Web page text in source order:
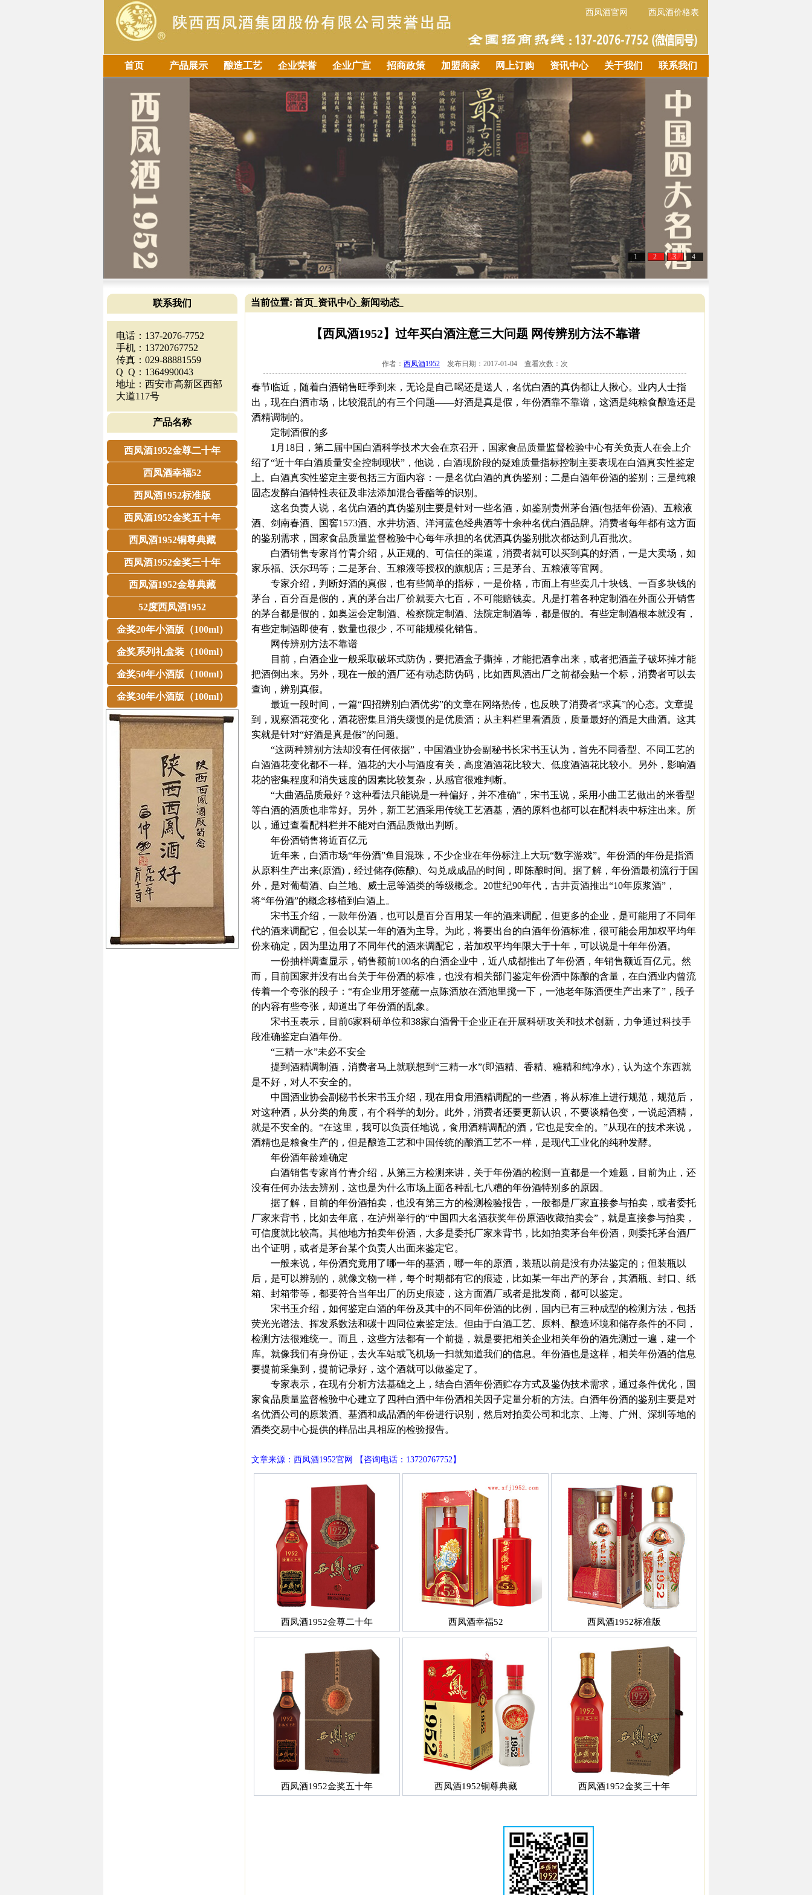
西凤酒官网 西凤酒价格表
首页 产品展示 酿造工艺 企业荣誉 企业广宣 招商政策 加盟商家 网上订购 资讯中心 关于我们 联系我们
1 2 3 4
联系我们
电话：137-2076-7752
手机：13720767752
传真：029-88881559
Q Q：1364990043
地址：西安市高新区西部
大道117号
产品名称
西凤酒1952金尊二十年
西凤酒幸福52
西凤酒1952标准版
西凤酒1952金奖五十年
西凤酒1952铜尊典藏
西凤酒1952金奖三十年
西凤酒1952金尊典藏
52度西凤酒1952
金奖20年小酒版（100ml）
金奖系列礼盒装（100ml）
金奖50年小酒版（100ml）
金奖30年小酒版（100ml）
当前位置: 首页 资讯中心_ 新闻动态
【西凤酒1952】过年买白酒注意三大问题 网传辨别方法不靠谱
作者： 西凤酒1952 发布日期：2017-01-04 查看次数： 次
春节临近，随着白酒销售旺季到来，无论是自己喝还是送人，名优白酒的真伪都让人揪心。业内人士指
出，现在白酒市场，比较混乱的有三个问题——好酒是真是假，年份酒靠不靠谱，这酒是纯粮食酿造还是
酒精调制的。
定制酒假的多
1月18日，第二届中国白酒科学技术大会在京召开，国家食品质量监督检验中心有关负责人在会上介
绍了“近十年白酒质量安全控制现状”，他说，白酒现阶段的疑难质量指标控制主要表现在白酒真实性鉴定
上。白酒真实性鉴定主要包括三方面内容：一是名优白酒的真伪鉴别；二是白酒年份酒的鉴别；三是纯粮
固态发酵白酒特性表征及非法添加混合香酯等的识别。
这名负责人说，名优白酒的真伪鉴别主要是针对一些名酒，如鉴别贵州茅台酒(包括年份酒)、五粮液
酒、剑南春酒、国窖1573酒、水井坊酒、洋河蓝色经典酒等十余种名优白酒品牌。消费者每年都有这方面
的鉴别需求，国家食品质量监督检验中心每年承担的名优酒真伪鉴别批次都达到几百批次。
白酒销售专家肖竹青介绍，从正规的、可信任的渠道，消费者就可以买到真的好酒，一是大卖场，如
家乐福、沃尔玛等；二是茅台、五粮液等授权的旗舰店；三是茅台、五粮液等官网。
专家介绍，判断好酒的真假，也有些简单的指标，一是价格，市面上有些卖几十块钱、一百多块钱的
茅台，百分百是假的，真的茅台出厂价就要六七百，不可能赔钱卖。凡是打着各种定制酒在外面公开销售
的茅台都是假的，如奥运会定制酒、检察院定制酒、法院定制酒等，都是假的。有些定制酒根本就没有，
有些定制酒即使有，数量也很少，不可能规模化销售。
网传辨别方法不靠谱
目前，白酒企业一般采取破坏式防伪，要把酒盒子撕掉，才能把酒拿出来，或者把酒盖子破坏掉才能
把酒倒出来。另外，现在一般的酒厂还有动态防伪码，比如西凤酒出厂之前都会贴一个标，消费者可以去
查询，辨别真假。
最近一段时间，一篇“四招辨别白酒优劣”的文章在网络热传，也反映了消费者“求真”的心态。文章提
到，观察酒花变化，酒花密集且消失缓慢的是优质酒；从主料栏里看酒质，质量最好的酒是大曲酒。这其
实就是针对“好酒是真是假”的问题。
“这两种辨别方法却没有任何依据”，中国酒业协会副秘书长宋书玉认为，首先不同香型、不同工艺的
白酒酒花变化都不一样。酒花的大小与酒度有关，高度酒酒花比较大、低度酒酒花比较小。另外，影响酒
花的密集程度和消失速度的因素比较复杂，从感官很难判断。
“大曲酒品质最好？这种看法只能说是一种偏好，并不准确”，宋书玉说，采用小曲工艺做出的米香型
等白酒的酒质也非常好。另外，新工艺酒采用传统工艺酒基，酒的原料也都可以在配料表中标注出来。所
以，通过查看配料栏并不能对白酒品质做出判断。
年份酒销售将近百亿元
近年来，白酒市场“年份酒”鱼目混珠，不少企业在年份标注上大玩“数字游戏”。年份酒的年份是指酒
从原料生产出来(原酒)，经过储存(陈酿)、勾兑成成品的时间，即陈酿时间。据了解，年份酒最初流行于国
外，是对葡萄酒、白兰地、威士忌等酒类的等级概念。20世纪90年代，古井贡酒推出“10年原浆酒”，
将“年份酒”的概念移植到白酒上。
宋书玉介绍，一款年份酒，也可以是百分百用某一年的酒来调配，但更多的企业，是可能用了不同年
代的酒来调配它，但会以某一年的酒为主导。为此，将要出台的白酒年份酒标准，很可能会用加权平均年
份来确定，因为里边用了不同年代的酒来调配它，若加权平均年限大于十年，可以说是十年年份酒。
一份抽样调查显示，销售额前100名的白酒企业中，近八成都推出了年份酒，年销售额近百亿元。然
而，目前国家并没有出台关于年份酒的标准，也没有相关部门鉴定年份酒中陈酿的含量，在白酒业内曾流
传着一个夸张的段子：“有企业用牙签蘸一点陈酒放在酒池里搅一下，一池老年陈酒便生产出来了”，段子
的内容有些夸张，却道出了年份酒的乱象。
宋书玉表示，目前6家科研单位和38家白酒骨干企业正在开展科研攻关和技术创新，力争通过科技手
段准确鉴定白酒年份。
“三精一水”未必不安全
提到酒精调制酒，消费者马上就联想到“三精一水”(即酒精、香精、糖精和纯净水)，认为这个东西就
是不好，对人不安全的。
中国酒业协会副秘书长宋书玉介绍，现在用食用酒精调配的一些酒，将从标准上进行规范，规范后，
对这种酒，从分类的角度，有个科学的划分。此外，消费者还要更新认识，不要谈精色变，一说起酒精，
就是不安全的。“在这里，我可以负责任地说，食用酒精调配的酒，它也是安全的。”从现在的技术来说，
酒精也是粮食生产的，但是酿造工艺和中国传统的酿酒工艺不一样，是现代工业化的纯种发酵。
年份酒年龄难确定
白酒销售专家肖竹青介绍，从第三方检测来讲，关于年份酒的检测一直都是一个难题，目前为止，还
没有任何办法去辨别，这也是为什么市场上面各种乱七八糟的年份酒特别多的原因。
据了解，目前的年份酒拍卖，也没有第三方的检测检验报告，一般都是厂家直接参与拍卖，或者委托
厂家来背书，比如去年底，在泸州举行的“中国四大名酒获奖年份原酒收藏拍卖会”，就是直接参与拍卖，
可信度就比较高。其他地方拍卖年份酒，大多是委托厂家来背书，比如拍卖茅台年份酒，则委托茅台酒厂
出个证明，或者是茅台某个负责人出面来鉴定它。
一般来说，年份酒究竟用了哪一年的基酒，哪一年的原酒，装瓶以前是没有办法鉴定的；但装瓶以
后，是可以辨别的，就像文物一样，每个时期都有它的痕迹，比如某一年出产的茅台，其酒瓶、封口、纸
箱、封箱带等，都要符合当年出厂的历史痕迹，这方面酒厂或者是批发商，都可以鉴定。
宋书玉介绍，如何鉴定白酒的年份及其中的不同年份酒的比例，国内已有三种成型的检测方法，包括
荧光光谱法、挥发系数法和碳十四同位素鉴定法。但由于白酒工艺、原料、酿造环境和储存条件的不同，
检测方法很难统一。而且，这些方法都有一个前提，就是要把相关企业相关年份的酒先测过一遍，建一个
库。就像我们有身份证，去火车站或飞机场一扫就知道我们的信息。年份酒也是这样，相关年份酒的信息
要提前采集到，提前记录好，这个酒就可以做鉴定了。
专家表示，在现有分析方法基础之上，结合白酒年份酒贮存方式及鉴伪技术需求，通过条件优化，国
家食品质量监督检验中心建立了四种白酒中年份酒相关因子定量分析的方法。白酒年份酒的鉴别主要是对
名优酒公司的原装酒、基酒和成品酒的年份进行识别，然后对拍卖公司和北京、上海、广州、深圳等地的
酒类交易中心提供的样品出具相应的检验报告。
文章来源：西凤酒1952官网 【咨询电话：13720767752】
西凤酒1952金尊二十年 西凤酒幸福52 西凤酒1952标准版
西凤酒1952金奖五十年 西凤酒1952铜尊典藏 西凤酒1952金奖三十年